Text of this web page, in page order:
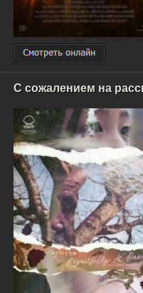
С сожалением на